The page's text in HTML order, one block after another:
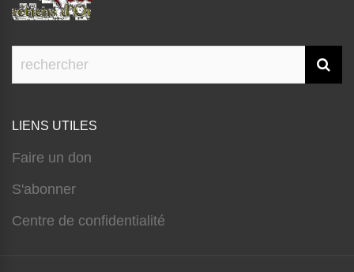
LIENS UTILES
Faire un don
S'abonner
Centre de confidentialité